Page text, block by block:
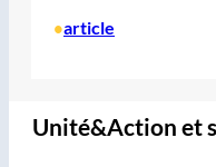
•article
Unité&Action et